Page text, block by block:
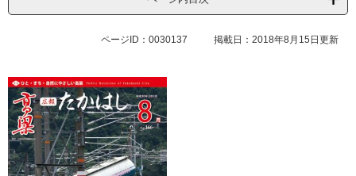
ページID：0030137 掲載日：2018年8月15日更新